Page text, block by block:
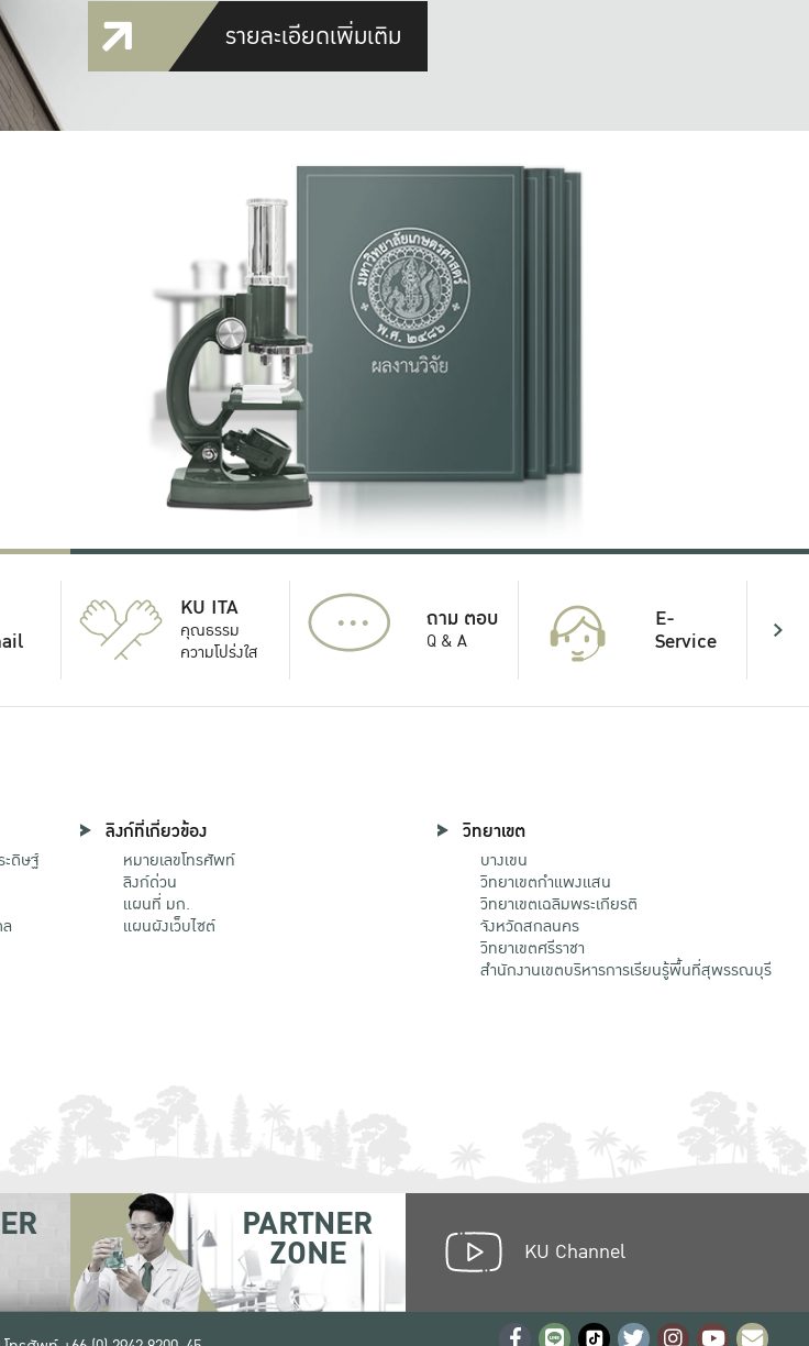
รายละเอียดเพิ่มเติม
KU ITA
คุณธรรม
ความโปร่งใส
... ถาม ตอบ
Q & A
E-
Service
ดิษฐ์
ลิงก์ที่เกี่ยวข้อง
หมายเลขโทรศัพท์
ลิงก์ด่วน
แผนที่ มก.
แผนผังเว็บไซต์
วิทยาเขต
บางเขน
วิทยาเขตกําแพงแสน
วิทยาเขตเฉลิมพระเกียรติ
จังหวัดสกลนคร
วิทยาเขตศรีราชา
สำนักงานเขตบริหารการเรียนรู้พื้นที่สุพรรณบุรี
PARTNER
ZONE KU Channel